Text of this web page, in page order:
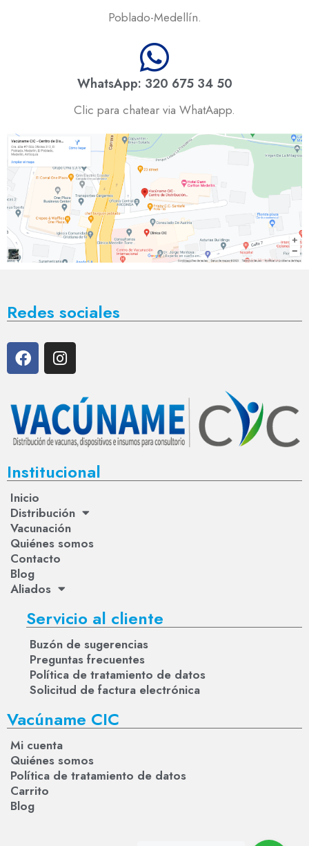
Poblado-Medellín.
WhatsApp: 320 675 34 50
Clic para chatear via WhatAapp.
Redes sociales
Institucional
Inicio
Distribución
Vacunación
Quiénes somos
Contacto
Blog
Aliados
Servicio al cliente
Buzón de sugerencias
Preguntas frecuentes
Política de tratamiento de datos
Solicitud de factura electrónica
Vacúname CIC
Mi cuenta
Quiénes somos
Política de tratamiento de datos
Carrito
Blog